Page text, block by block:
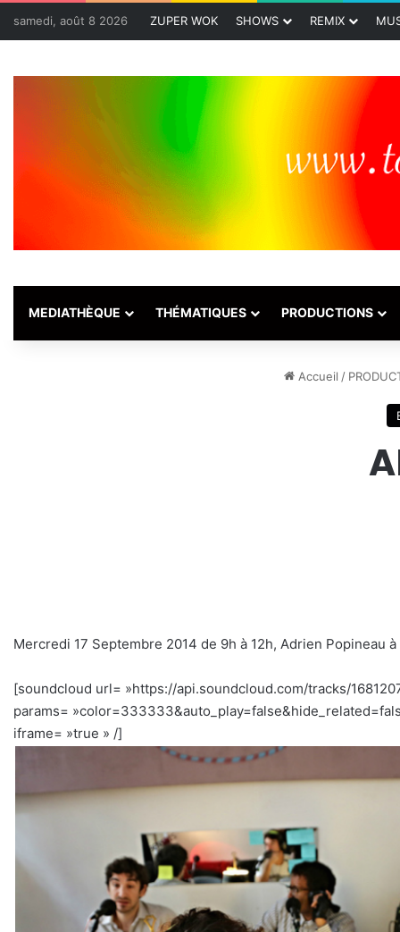
samedi, août 8 2026 ZUPER WOK SHOWS REMIX
MEDIATHÈQUE THÉMATIQUES PRODUCTIONS
Accueil /
Mercredi 17 Septembre 2014 de 9h à 12h, Adrien Popineau
[soundcloud url= »https://api.soundcloud.com/tracks/
params=
iframe= »true » /]